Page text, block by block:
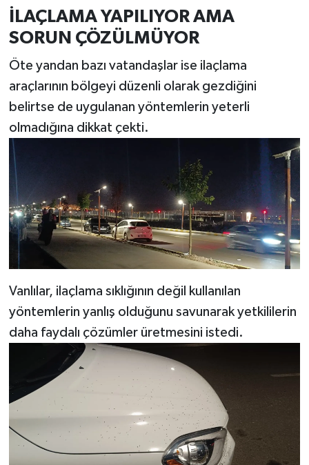
İLAÇLAMA YAPILIYOR AMA
SORUN ÇÖZÜLMÜYOR
Öte yandan bazı vatandaşlar ise ilaçlama
araçlarının bölgeyi düzenli olarak gezdiğini
belirtse de uygulanan yöntemlerin yeterli
olmadığına dikkat çekti.
Vanlılar, ilaçlama sıklığının değil kullanılan
yöntemlerin yanlış olduğunu savunarak yetkililerin
daha faydalı çözümler üretmesini istedi.